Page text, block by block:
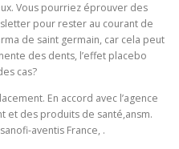
Vous pourriez éprouver des
pour rester au courant de
de saint germain, car cela peut
des dents, l’effet placebo
cas?
En accord avec l’agence
et des produits de santé,ansm.
aventis France, .